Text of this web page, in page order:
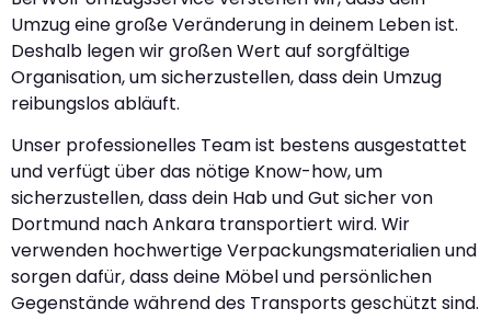
Umzug eine große Veränderung in deinem Leben ist.
Deshalb legen wir großen Wert auf sorgfältige
Organisation, um sicherzustellen, dass dein Umzug
reibungslos abläuft.
Unser professionelles Team ist bestens ausgestattet
und verfügt über das nötige Know-how, um
sicherzustellen, dass dein Hab und Gut sicher von
Dortmund nach Ankara transportiert wird. Wir
verwenden hochwertige Verpackungsmaterialien und
sorgen dafür, dass deine Möbel und persönlichen
Gegenstände während des Transports geschützt sind.